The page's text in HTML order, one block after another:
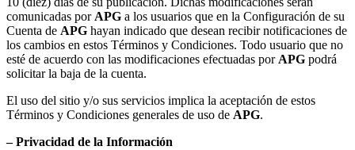
comunicadas por APG a los usuarios que en la Configuración de su
Cuenta de APG hayan indicado que desean recibir notificaciones de
los cambios en estos Términos y Condiciones. Todo usuario que no
esté de acuerdo con las modificaciones efectuadas por APG podrá
solicitar la baja de la cuenta.
El uso del sitio y/o sus servicios implica la aceptación de estos
Términos y Condiciones generales de uso de APG.
– Privacidad de la Información